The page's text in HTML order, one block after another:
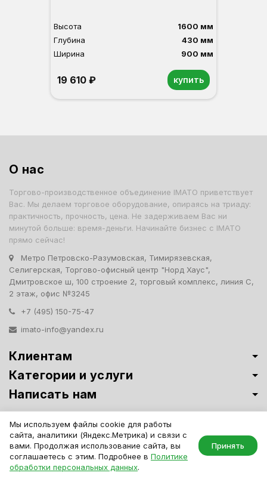
Высота
1600 мм
Глубина
430 мм
Ширина
900 мм
19 610 ₽ купить
О нас
Торгово-производственное объединение IMATO приветствует
Вас. Мы делаем торговое оборудование, опираясь на триаду:
практичность, прочность, цена. Не задерживаем Вас ни
минутой больше: время-деньги. Начинайте бизнес с IMATO
прямо сейчас!
Метро Петровско-Разумовская, Тимирязевская,
Селигерская, Торгово-офисный центр "Норд Хаус",
Дмитровское ш, 100 строение 2, торговый комплекс, линия С,
2 этаж, офис №3245
+7 (495) 150-75-47
imato-info@yandex.ru
Клиентам
Категории и услуги
Написать нам
Витрины премиум-класса ИМАТО
Политика обработки персональных
данных
IMATO. Интернет Магазин Торговой И Офисной Мебели. ООО "ИМАТО",
ИНН 7717506114 КПП 771701001, ОГРН 1047796163799
Мы используем файлы cookie для работы
сайта, аналитики (Яндекс.Метрика) и связи с
вами. Продолжая использование сайта, вы
соглашаетесь с этим. Подробнее в Политике
обработки персональных данных.
Принять